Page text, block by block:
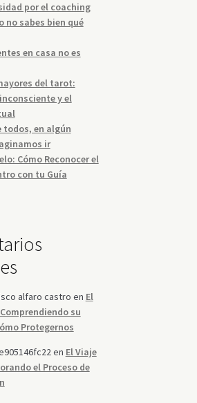
por el coaching
no sabes bien qué
en casa no es
del tarot:
y el
todos, en algún
ir
Cómo Reconocer el
con tu Guía
alfaro castro en El
su
Protegernos
en El Viaje
el Proceso de